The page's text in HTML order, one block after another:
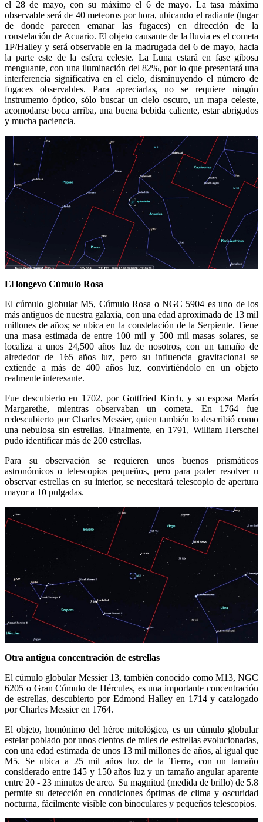
el 28 de mayo, con su máximo el 6 de mayo. La tasa máxima
observable será de 40 meteoros por hora, ubicando el radiante (lugar
de donde parecen emanar las fugaces) en dirección de la
constelación de Acuario. El objeto causante de la lluvia es el cometa
1P/Halley y será observable en la madrugada del 6 de mayo, hacia
la parte este de la esfera celeste. La Luna estará en fase gibosa
menguante, con una iluminación del 82%, por lo que presentará una
interferencia significativa en el cielo, disminuyendo el número de
fugaces observables. Para apreciarlas, no se requiere ningún
instrumento óptico, sólo buscar un cielo oscuro, un mapa celeste,
acomodarse boca arriba, una buena bebida caliente, estar abrigados
y mucha paciencia.
El longevo Cúmulo Rosa
El cúmulo globular M5, Cúmulo Rosa o NGC 5904 es uno de los
más antiguos de nuestra galaxia, con una edad aproximada de 13 mil
millones de años; se ubica en la constelación de la Serpiente. Tiene
una masa estimada de entre 100 mil y 500 mil masas solares, se
localiza a unos 24,500 años luz de nosotros, con un tamaño de
alrededor de 165 años luz, pero su influencia gravitacional se
extiende a más de 400 años luz, convirtiéndolo en un objeto
realmente interesante.
Fue descubierto en 1702, por Gottfried Kirch, y su esposa María
Margarethe, mientras observaban un cometa. En 1764 fue
redescubierto por Charles Messier, quien también lo describió como
una nebulosa sin estrellas. Finalmente, en 1791, William Herschel
pudo identificar más de 200 estrellas.
Para su observación se requieren unos buenos prismáticos
astronómicos o telescopios pequeños, pero para poder resolver u
observar estrellas en su interior, se necesitará telescopio de apertura
mayor a 10 pulgadas.
Otra antigua concentración de estrellas
El cúmulo globular Messier 13, también conocido como M13, NGC
6205 o Gran Cúmulo de Hércules, es una importante concentración
de estrellas, descubierto por Edmond Halley en 1714 y catalogado
por Charles Messier en 1764.
El objeto, homónimo del héroe mitológico, es un cúmulo globular
estelar poblado por unos cientos de miles de estrellas evolucionadas,
con una edad estimada de unos 13 mil millones de años, al igual que
M5. Se ubica a 25 mil años luz de la Tierra, con un tamaño
considerado entre 145 y 150 años luz y un tamaño angular aparente
entre 20 - 23 minutos de arco. Su magnitud (medida de brillo) de 5.8
permite su detección en condiciones óptimas de clima y oscuridad
nocturna, fácilmente visible con binoculares y pequeños telescopios.